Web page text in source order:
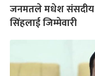
जनमतले मधेश संसदीय
सिंहलाई जिम्मेवारी